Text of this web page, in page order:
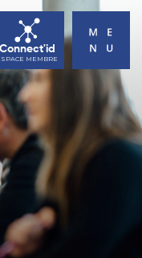
Connect'id
MEMBRE